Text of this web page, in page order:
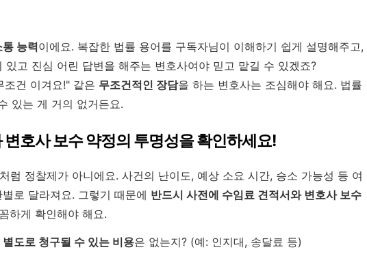
통 능력이에요. 복잡한 법률 용어를 구독자님이 이해하기 쉽게 설명해주고,
있고 진심 어린 답변을 해주는 변호사여야 믿고 맡길 수 있겠죠?
조건 이겨요!" 같은 무조건적인 장담을 하는 변호사는 조심해야 해요. 법률
있는 게 거의 없거든요.
변호사 보수 약정의 투명성을 확인하세요!
럼 정찰제가 아니에요. 사건의 난이도, 예상 소요 시간, 승소 가능성 등 여
로 달라져요. 그렇기 때문에 반드시 사전에 수임료 견적서와 변호사 보수
하게 확인해야 해요.
별도로 청구될 수 있는 비용은 없는지? (예: 인지대, 송달료 등)